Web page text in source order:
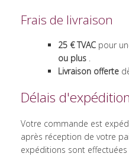
Frais de livraison
25 € TVAC pour
ou plus
Livraison offerte
Délais d'expédition
Votre commande est
après réception de votre
expéditions sont effectuées